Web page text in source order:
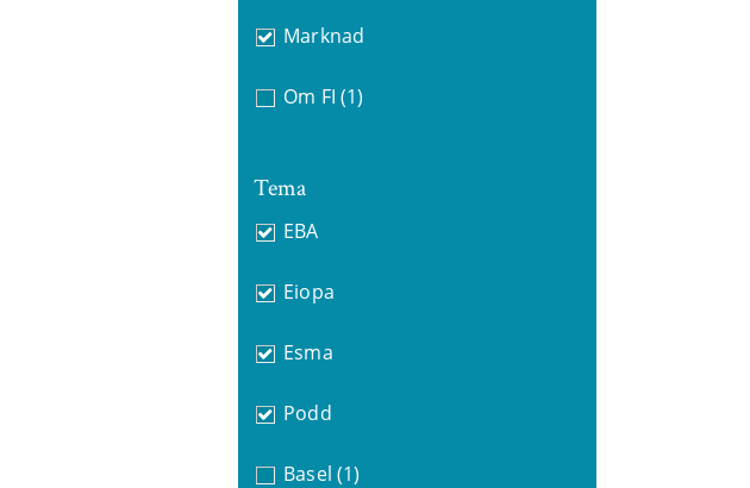
Marknad
Om FI (1)
Tema
EBA
Eiopa
Esma
Podd
Basel (1)